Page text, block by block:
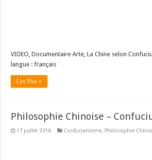
VIDEO, Documentaire Arte, La Chine selon
langue : français
Lire Plus »
Philosophie Chinoise –
17 juillet 2016 Confucianisme, Philosophie